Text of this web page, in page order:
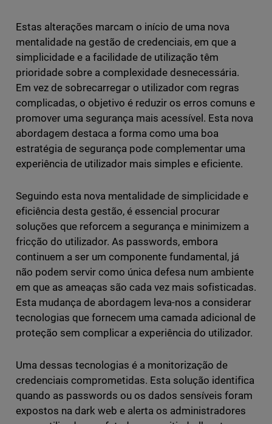
Estas alterações marcam o início de uma nova
mentalidade na gestão de credenciais, em que a
simplicidade e a facilidade de utilização têm
prioridade sobre a complexidade desnecessária.
Em vez de sobrecarregar o utilizador com regras
complicadas, o objetivo é reduzir os erros comuns e
promover uma segurança mais acessível. Esta nova
abordagem destaca a forma como uma boa
estratégia de segurança pode complementar uma
experiência de utilizador mais simples e eficiente.
Seguindo esta nova mentalidade de simplicidade e
eficiência desta gestão, é essencial procurar
soluções que reforcem a segurança e minimizem a
fricção do utilizador. As passwords, embora
continuem a ser um componente fundamental, já
não podem servir como única defesa num ambiente
em que as ameaças são cada vez mais sofisticadas.
Esta mudança de abordagem leva-nos a considerar
tecnologias que fornecem uma camada adicional de
proteção sem complicar a experiência do utilizador.
Uma dessas tecnologias é a monitorização de
credenciais comprometidas. Esta solução identifica
quando as passwords ou os dados sensíveis foram
expostos na dark web e alerta os administradores